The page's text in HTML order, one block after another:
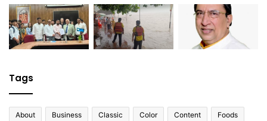
Tags
About Business Classic Color Content Foods